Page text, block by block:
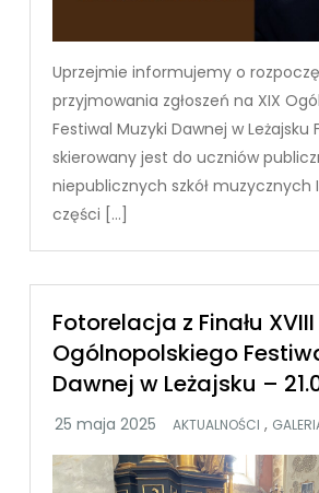
Uprzejmie informujemy o
przyjmowania zgłoszeń na XIX
Festiwal Muzyki Dawnej w Leżajsku
skierowany jest do uczniów
niepublicznych szkół muzycznych
części […]
Fotorelacja z Finału XVIII
Ogólnopolskiego
Dawnej w Leżajsku –
AKTUALNOŚCI ,